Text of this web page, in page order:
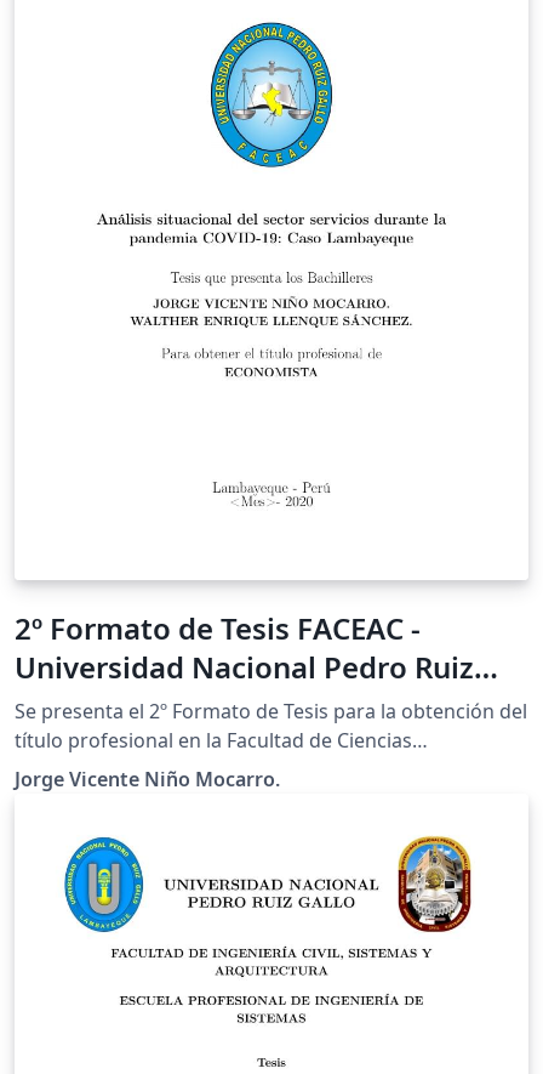
2º Formato de Tesis FACEAC -
Universidad Nacional Pedro Ruiz
Gallo (Perú)
Se presenta el 2º Formato de Tesis para la obtención del
título profesional en la Facultad de Ciencias
Económicas, Administrativas y Contables (FACEAC) -
Universidad Nacional Pedro Ruiz Gallo (Perú). Espero
el público en general.
Jorge Vicente Niño Mocarro.